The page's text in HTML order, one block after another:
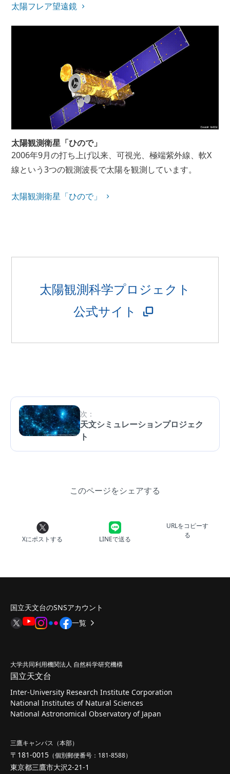
太陽フレア望遠鏡
太陽観測衛星「ひので」
2006年9月の打ち上げ以来、可視光、極端紫外線、軟X
線という3つの観測波長で太陽を観測しています。
太陽観測衛星「ひので」
太陽観測科学プロジェクト
公式サイト
次：
天文シミュレーションプロジェク
ト
このページをシェアする
Xにポストする LINEで送る
URLをコピーす
る
国立天文台のSNSアカウント
一覧
大学共同利用機関法人 自然科学研究機構
国立天文台
Inter-University Research Institute Corporation
National Institutes of Natural Sciences
National Astronomical Observatory of Japan
三鷹キャンパス（本部）
〒181-0015 （個別郵便番号：181-8588）
東京都三鷹市大沢2-21-1